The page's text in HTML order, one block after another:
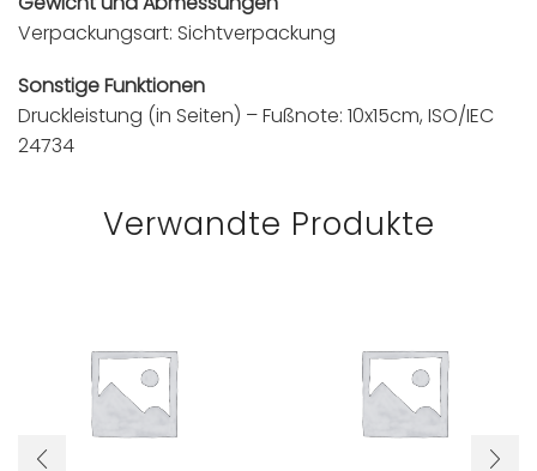
Verpackungsart: Sichtverpackung
Sonstige Funktionen
Druckleistung (in Seiten) – Fußnote: 10x15cm, ISO/IEC
24734
Verwandte Produkte